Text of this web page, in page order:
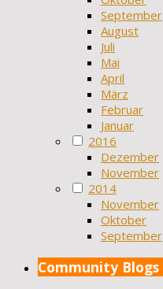
September
August
Juli
Mai
April
März
Februar
Januar
2016
Dezember
November
2014
November
Oktober
September
Community Blogs